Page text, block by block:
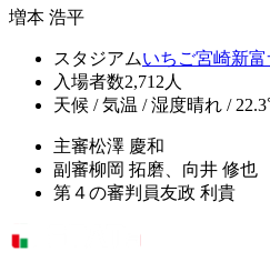
増本 浩平
スタジアムいちご宮崎新
入場者数2,712人
天候 / 気温 / 湿度晴れ /
主審松澤 慶和
副審柳岡 拓磨、向井 修也
第４の審判員友政 利貴